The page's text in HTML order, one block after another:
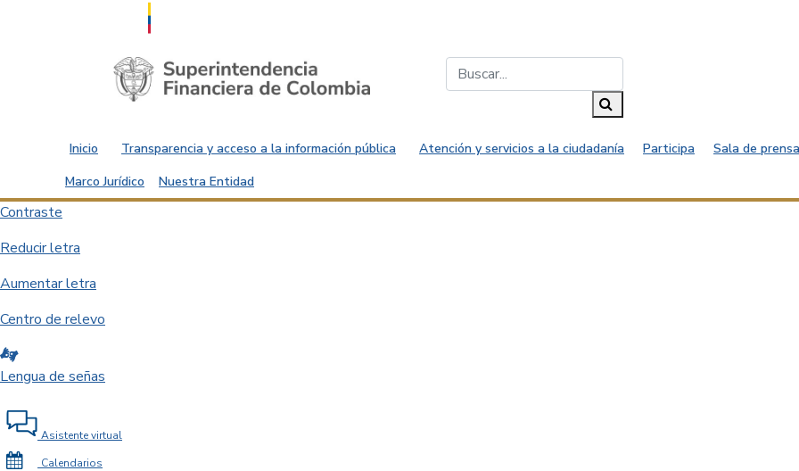
Saltar al contenido principal
Inicio Transparencia y acceso a la información pública Atención y servicios a la ciudadanía Participa Sala de
Marco Jurídico
Nuestra Entidad
Contraste
Reducir letra
Aumentar letra
Centro de relevo
Lengua de señas
Asistente virtual
Calendarios